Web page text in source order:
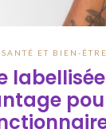
SANTÉ ET BIEN-ÊTRE